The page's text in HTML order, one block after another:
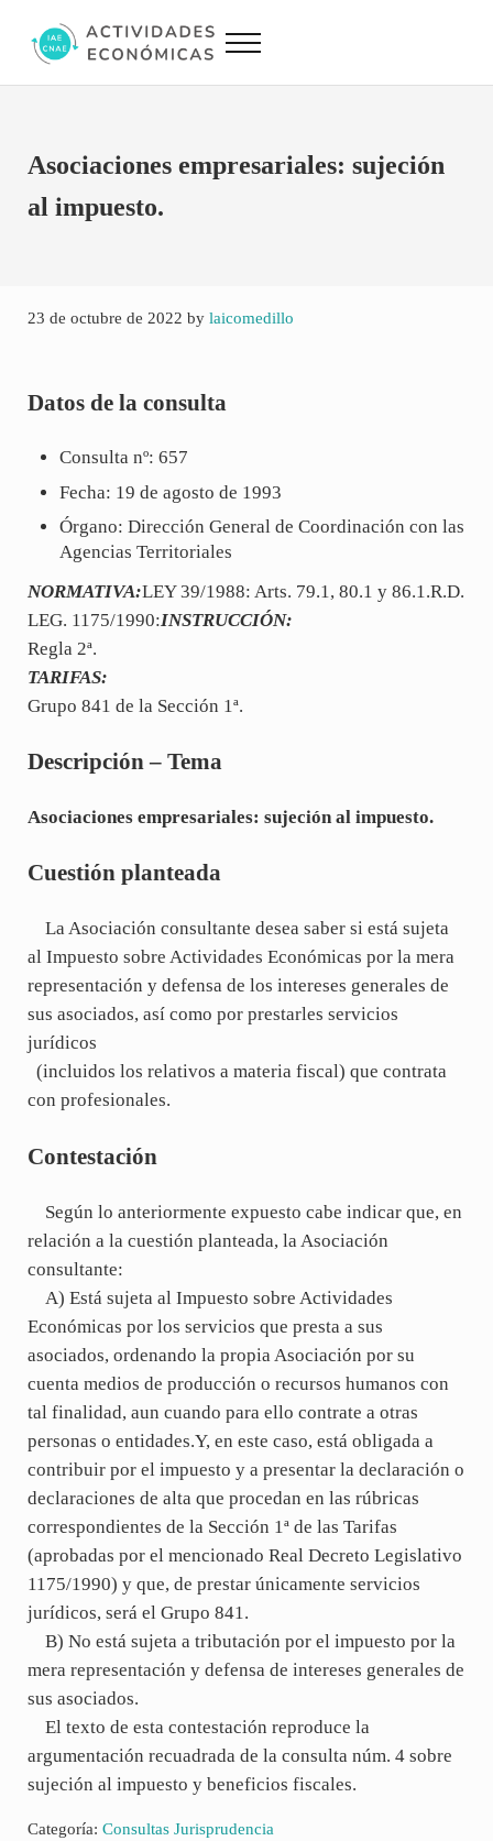
Actividades Económicas IAE CNAE
Menu
Asociaciones empresariales: sujeción
al impuesto.
23 de octubre de 2022 by laicomedillo
Datos de la consulta
Consulta nº: 657
Fecha: 19 de agosto de 1993
Órgano: Dirección General de Coordinación con las
Agencias Territoriales
NORMATIVA:LEY 39/1988: Arts. 79.1, 80.1 y 86.1.R.D.
LEG. 1175/1990:INSTRUCCIÓN:
Regla 2ª.
TARIFAS:
Grupo 841 de la Sección 1ª.
Descripción – Tema
Asociaciones empresariales: sujeción al impuesto.
Cuestión planteada
La Asociación consultante desea saber si está sujeta
al Impuesto sobre Actividades Económicas por la mera
representación y defensa de los intereses generales de
sus asociados, así como por prestarles servicios
jurídicos
(incluidos los relativos a materia fiscal) que contrata
con profesionales.
Contestación
Según lo anteriormente expuesto cabe indicar que, en
relación a la cuestión planteada, la Asociación
consultante:
A) Está sujeta al Impuesto sobre Actividades
Económicas por los servicios que presta a sus
asociados, ordenando la propia Asociación por su
cuenta medios de producción o recursos humanos con
tal finalidad, aun cuando para ello contrate a otras
personas o entidades.Y, en este caso, está obligada a
contribuir por el impuesto y a presentar la declaración o
declaraciones de alta que procedan en las rúbricas
correspondientes de la Sección 1ª de las Tarifas
(aprobadas por el mencionado Real Decreto Legislativo
1175/1990) y que, de prestar únicamente servicios
jurídicos, será el Grupo 841.
B) No está sujeta a tributación por el impuesto por la
mera representación y defensa de intereses generales de
sus asociados.
El texto de esta contestación reproduce la
argumentación recuadrada de la consulta núm. 4 sobre
sujeción al impuesto y beneficios fiscales.
Categoría: Consultas Jurisprudencia